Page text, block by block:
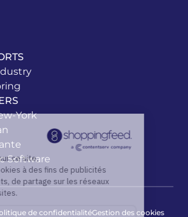
sur ce site,
de cookies à des fins de publicités
d’intérêts, de partage sur les réseaux
de visites.
York
Software
de confidentialitéGestion des cookies